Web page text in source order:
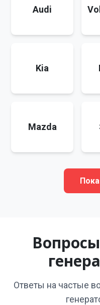
Audi
Kia
Mazda
Ответы на частые